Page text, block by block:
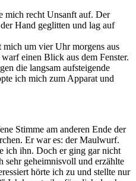
mich recht Unsanft auf. Der
Hand geglitten und lag auf
um vier Uhr morgens aus
einen Blick aus dem Fenster.
die langsam aufsteigende
ich mich zum Apparat und
Stimme am anderen Ende der
Er war es: der Maulwurf.
ich ihn. Doch er ging gar nicht
sehr geheimnisvoll und erzählte
hörte ich zu und stellte nur